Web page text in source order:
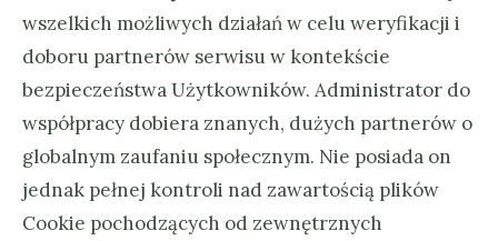
wszelkich możliwych działań w celu weryfikacji i
doboru partnerów serwisu w kontekście
bezpieczeństwa Użytkowników. Administrator do
współpracy dobiera znanych, dużych partnerów o
globalnym zaufaniu społecznym. Nie posiada on
jednak pełnej kontroli nad zawartością plików
Cookie pochodzących od zewnętrznych